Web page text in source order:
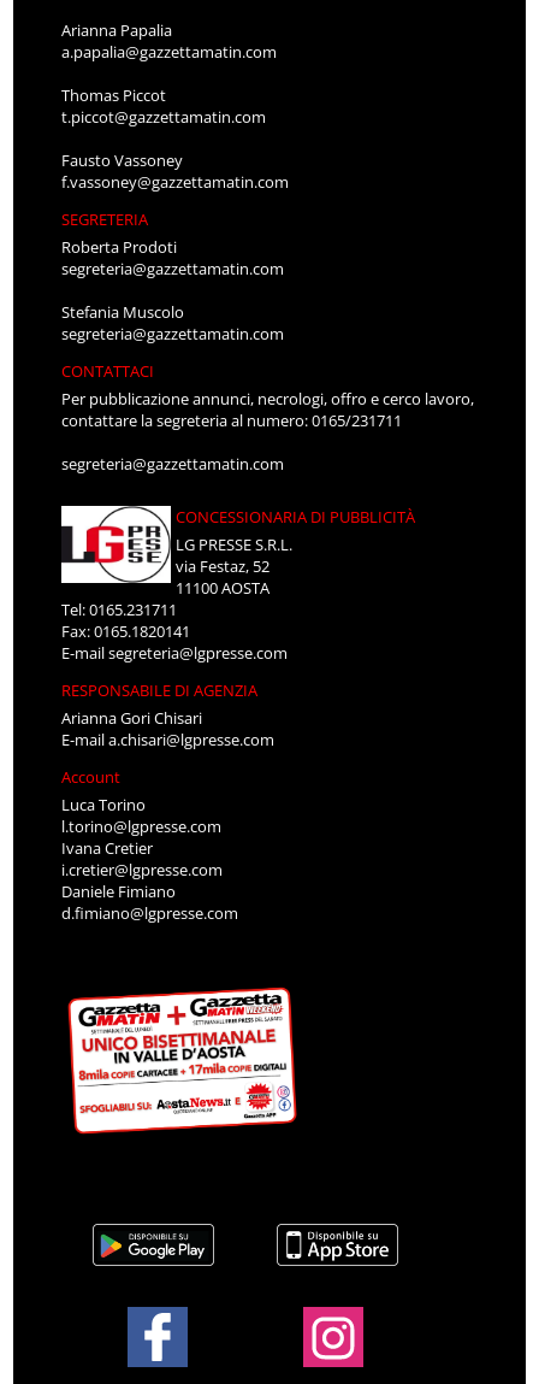
Arianna Papalia
a.papalia@gazzettamatin.com
Thomas Piccot
t.piccot@gazzettamatin.com
Fausto Vassoney
f.vassoney@gazzettamatin.com
SEGRETERIA
Roberta Prodoti
segreteria@gazzettamatin.com
Stefania Muscolo
segreteria@gazzettamatin.com
CONTATTACI
Per pubblicazione annunci, necrologi, offro e cerco lavoro,
contattare la segreteria al numero: 0165/231711
segreteria@gazzettamatin.com
CONCESSIONARIA DI PUBBLICITÀ
LG PRESSE S.R.L.
via Festaz, 52
11100 AOSTA
Tel: 0165.231711
Fax: 0165.1820141
E-mailsegreteria@lgpresse.com
RESPONSABILE DI AGENZIA
Arianna Gori Chisari
E-maila.chisari@lgpresse.com
Account
Luca Torino
l.torino@lgpresse.com
Ivana Cretier
i.cretier@lgpresse.com
Daniele Fimiano
d.fimiano@lgpresse.com